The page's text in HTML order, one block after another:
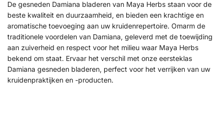
De gesneden Damiana bladeren van Maya Herbs staan voor de
beste kwaliteit en duurzaamheid, en bieden een krachtige en
aromatische toevoeging aan uw kruidenrepertoire. Omarm de
traditionele voordelen van Damiana, geleverd met de toewijding
aan zuiverheid en respect voor het milieu waar Maya Herbs
bekend om staat. Ervaar het verschil met onze eersteklas
Damiana gesneden bladeren, perfect voor het verrijken van uw
kruidenpraktijken en -producten.